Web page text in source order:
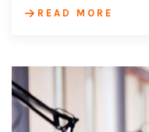
READ MORE